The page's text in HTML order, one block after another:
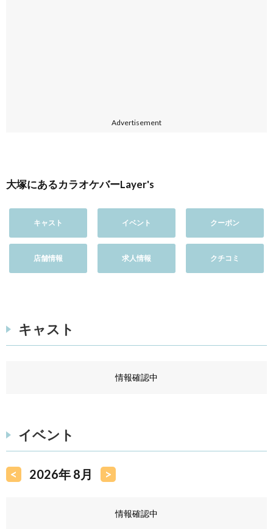
Advertisement
大塚にあるカラオケバーLayer's
キャスト イベント クーポン
店舗情報 求人情報 クチコミ
キャスト
情報確認中
イベント
< 2026年 8月 >
情報確認中